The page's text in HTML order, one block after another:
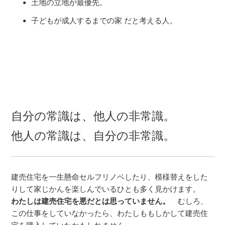
土地の立地が最優先。
子どもが成人するまでの家 だと考える人。
自分の常識は、他人の非常識。
他人の常識は、自分の非常識。
建売住宅を一生懸命セルフリノベしたり、模様替えをした
りして家じかんを楽しんでいるひとも多く見かけます。
わたしは建売住宅を悪だとは思っていません。
むしろ、
この仕事をしていなかったら、わたしももしかして建売住